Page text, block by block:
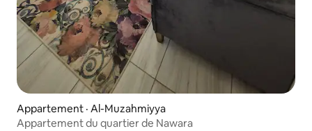
Appartement · Al-Muzahmiyya
Appartement du quartier de Nawara